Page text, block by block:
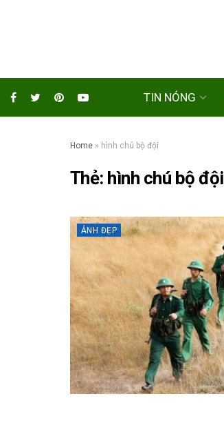
TIN NÓNG
Home » hình chú bộ đội
Thẻ: hình chú bộ đội
ẢNH ĐẸP